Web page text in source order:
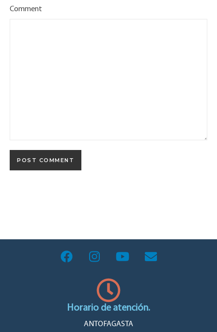
Comment
Horario de atención.
ANTOFAGASTA